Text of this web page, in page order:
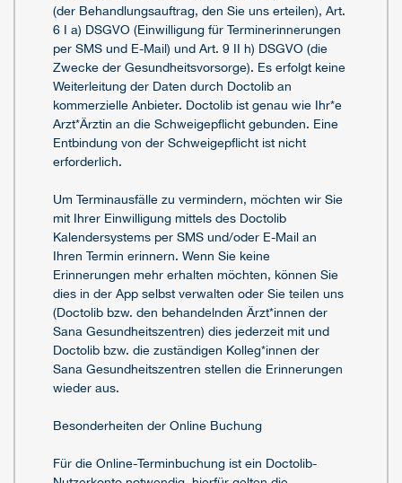
(der Behandlungsauftrag, den Sie uns erteilen), Art.
6 I a) DSGVO (Einwilligung für Terminerinnerungen
per SMS und E-Mail) und Art. 9 II h) DSGVO (die
Zwecke der Gesundheitsvorsorge). Es erfolgt keine
Weiterleitung der Daten durch Doctolib an
kommerzielle Anbieter. Doctolib ist genau wie Ihr*e
Arzt*Ärztin an die Schweigepflicht gebunden. Eine
Entbindung von der Schweigepflicht ist nicht
erforderlich.
Um Terminausfälle zu vermindern, möchten wir Sie
mit Ihrer Einwilligung mittels des Doctolib
Kalendersystems per SMS und/oder E-Mail an
Ihren Termin erinnern. Wenn Sie keine
Erinnerungen mehr erhalten möchten, können Sie
dies in der App selbst verwalten oder Sie teilen uns
(Doctolib bzw. den behandelnden Ärzt*innen der
Sana Gesundheitszentren) dies jederzeit mit und
Doctolib bzw. die zuständigen Kolleg*innen der
Sana Gesundheitszentren stellen die Erinnerungen
wieder aus.
Besonderheiten der Online Buchung
Für die Online-Terminbuchung ist ein Doctolib-